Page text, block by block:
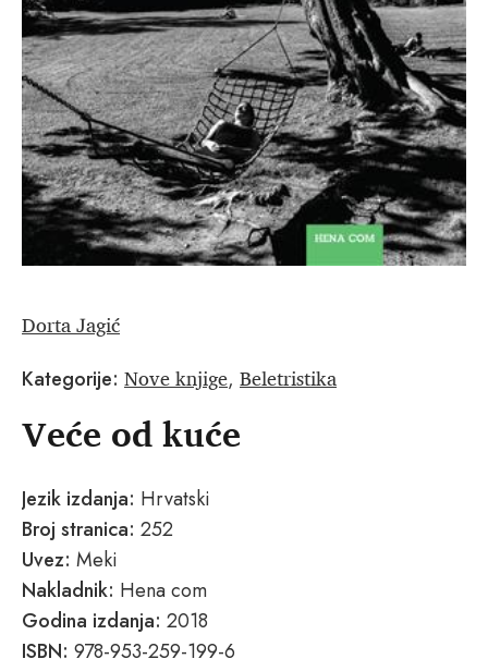
Dorta Jagić
Kategorije: Nove knjige, Beletristika
Veće od kuće
Jezik izdanja: Hrvatski
Broj stranica: 252
Uvez: Meki
Nakladnik: Hena com
Godina izdanja: 2018
ISBN: 978-953-259-199-6